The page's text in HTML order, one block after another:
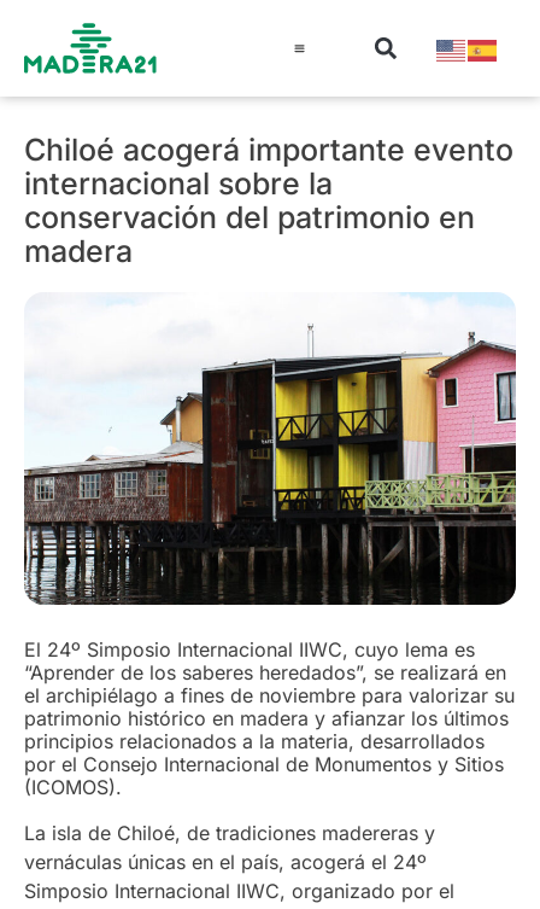
Chiloé acogerá importante evento
internacional sobre la
conservación del patrimonio en
madera
El 24º Simposio Internacional IIWC, cuyo lema es
“Aprender de los saberes heredados”, se realizará en
el archipiélago a fines de noviembre para valorizar su
patrimonio histórico en madera y afianzar los últimos
principios relacionados a la materia, desarrollados
por el Consejo Internacional de Monumentos y Sitios
(ICOMOS).
La isla de Chiloé, de tradiciones madereras y
vernáculas únicas en el país, acogerá el 24º
Simposio Internacional IIWC, organizado por el